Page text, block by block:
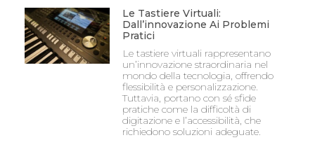
Le Tastiere Virtuali:
Dall’innovazione Ai Problemi
Pratici
Le tastiere virtuali rappresentano
un’innovazione straordinaria nel
mondo della tecnologia, offrendo
flessibilità e personalizzazione.
Tuttavia, portano con sé sfide
pratiche come la difficoltà di
digitazione e l’accessibilità, che
richiedono soluzioni adeguate.